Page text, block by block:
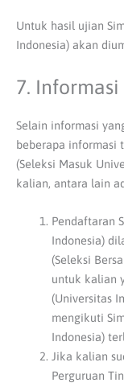
Untuk hasil ujian
Indonesia) akan
7.
Selain informasi
beberapa informasi
(Seleksi Masuk
kalian, antara lain
Pendaftaran
Indonesia)
(Seleksi
untuk kalian
(Universitas
mengikuti
Indonesia)
Jika kalian
Perguruan